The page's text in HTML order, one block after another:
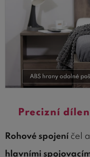
Precizní
Rohové spojení čel
hlavními